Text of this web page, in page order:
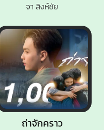
จา สิงห์ชัย
ถ่าจักคราว